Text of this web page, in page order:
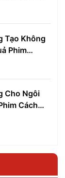
Quả
Tạo Không
Phim
Cho Ngôi
Cách